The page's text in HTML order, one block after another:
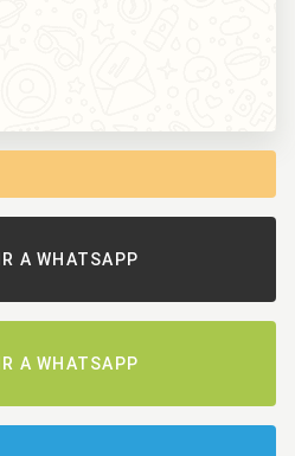
A WHATSAPP
A WHATSAPP